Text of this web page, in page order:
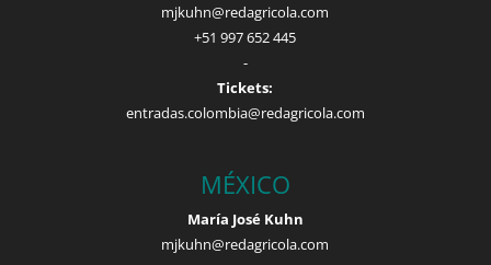
mjkuhn@redagricola.com
+51 997 652 445
-
Tickets:
entradas.colombia@redagricola.com
MÉXICO
María José Kuhn
mjkuhn@redagricola.com